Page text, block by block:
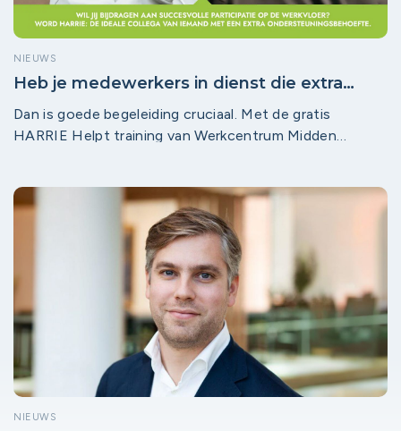
NIEUWS
Heb je medewerkers in dienst die extra
Dan is goede begeleiding cruciaal. Met de gratis
HARRIE Helpt training van Werkcentrum Midden
NIEUWS